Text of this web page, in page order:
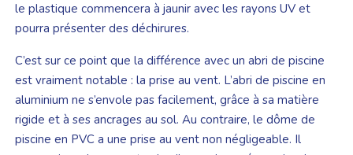
le plastique commencera à jaunir avec les rayons UV et
pourra présenter des déchirures.
C’est sur ce point que la différence avec un abri de piscine
est vraiment notable : la prise au vent. L’abri de piscine en
aluminium ne s’envole pas facilement, grâce à sa matière
rigide et à ses ancrages au sol. Au contraire, le dôme de
piscine en PVC a une prise au vent non négligeable. Il